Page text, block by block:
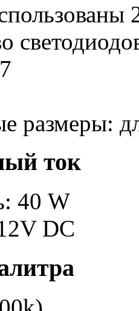
размеры:
ток
40 W
DC